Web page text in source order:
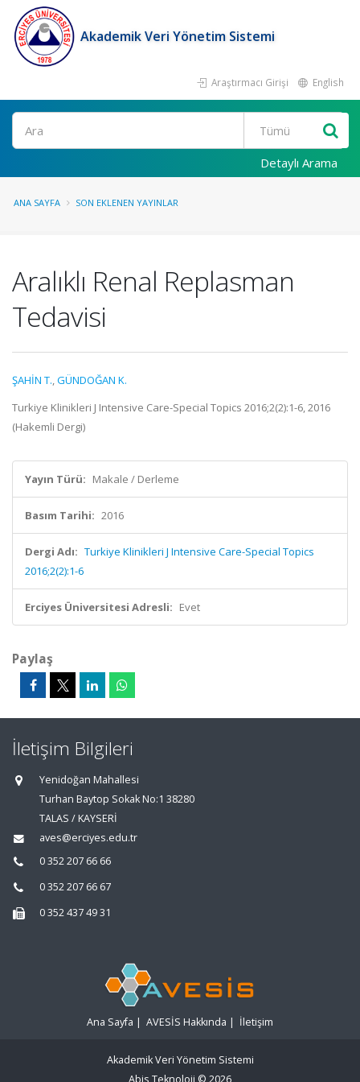
Akademik Veri Yönetim Sistemi
Araştırmacı Girişi English
Ara
Detaylı Arama
ANA SAYFA SON EKLENEN YAYINLAR
Aralıklı Renal Replasman
Tedavisi
ŞAHİN T.,GÜNDOĞAN K.
Turkiye Klinikleri J Intensive Care-Special Topics 2016;2(2):1-6, 2016
(Hakemli Dergi)
Yayın Türü: Makale / Derleme
Basım Tarihi: 2016
Dergi Adı: Turkiye Klinikleri J Intensive Care-Special Topics
2016;2(2):1-6
Erciyes Üniversitesi Adresli: Evet
Paylaş
İletişim Bilgileri
Yenidoğan Mahallesi
Turhan Baytop Sokak No:1 38280
TALAS / KAYSERİ
aves@erciyes.edu.tr
0 352 207 66 66
0 352 207 66 67
0 352 437 49 31
Ana Sayfa | AVESİS Hakkında | İletişim
Akademik Veri Yönetim Sistemi
Abis Teknoloji © 2026